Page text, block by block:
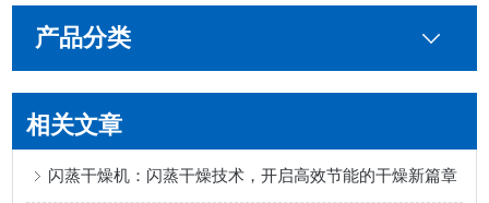
产品分类
相关文章
闪蒸干燥机：闪蒸干燥技术，开启高效节能的干燥新篇章